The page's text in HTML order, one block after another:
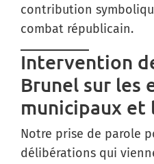
contribution
combat républicain.
Intervention
Brunel sur les
municipaux et
Notre prise de parole
délibérations qui